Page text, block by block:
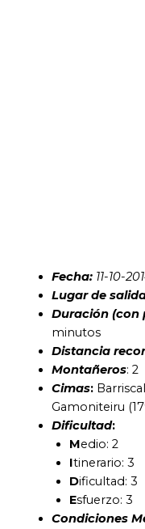
Fecha:11-10-
Lugar de
Duración (con
minutos
Distancia
Montañeros: 2
Cimas:Barriscal
Gamoniteiru
Dificultad:
Medio: 2
Itinerario: 3
Dificultad: 3
Esfuerzo: 3
Condiciones